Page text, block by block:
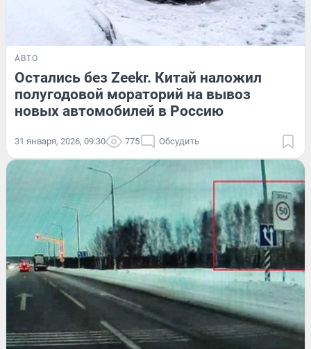
АВТО
Остались без Zeekr. Китай наложил
полугодовой мораторий на вывоз
новых автомобилей в Россию
31 января, 2026, 09:30 775 Обсудить